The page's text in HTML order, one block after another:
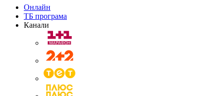
Онлайн
ТБ програма
Канали